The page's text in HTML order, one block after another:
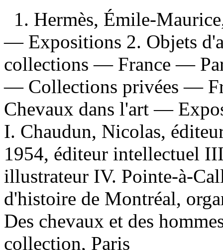
1. Hermès, Émile-
— Expositions 2. Objets
collections — France —
— Collections privées —
Chevaux dans l'art —
I. Chaudun, Nicolas,
1954, éditeur intellectuel
illustrateur IV. Pointe-à-
d'histoire de Montréal,
Des chevaux et des
collection, Paris